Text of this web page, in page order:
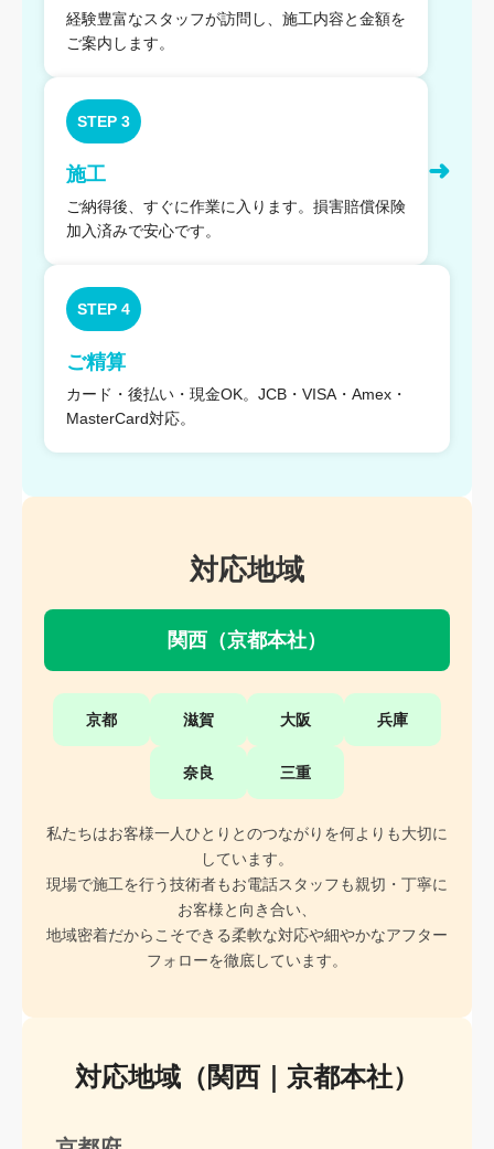
経験豊富なスタッフが訪問し、施工内容と金額を
ご案内します。
STEP 3
施工
ご納得後、すぐに作業に入ります。損害賠償保険
加入済みで安心です。
➜
STEP 4
ご精算
カード・後払い・現金OK。JCB・VISA・Amex・
MasterCard対応。
対応地域
関西（京都本社）
京都 滋賀 大阪 兵庫
奈良 三重
私たちはお客様一人ひとりとのつながりを何よりも大切に
しています。
現場で施工を行う技術者もお電話スタッフも親切・丁寧に
お客様と向き合い、
地域密着だからこそできる柔軟な対応や細やかなアフター
フォローを徹底しています。
対応地域（関西｜京都本社）